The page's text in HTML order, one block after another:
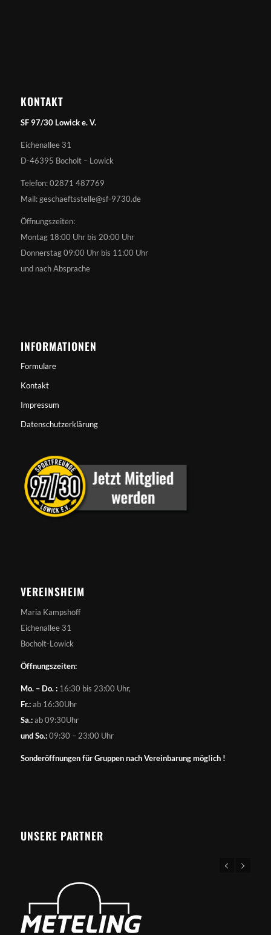
KONTAKT
SF 97/30 Lowick e. V.
Eichenallee 31
D-46395 Bocholt – Lowick
Telefon: 02871 487769
Mail: geschaeftsstelle@sf-9730.de
Öffnungszeiten:
Montag 18:00 Uhr bis 20:00 Uhr
Donnerstag 09:00 Uhr bis 11:00 Uhr
und nach Absprache
INFORMATIONEN
Formulare
Kontakt
Impressum
Datenschutzerklärung
VEREINSHEIM
Maria Kampshoff
Eichenallee 31
Bocholt-Lowick
Öffnungszeiten:
Mo. – Do. :16:30 bis 23:00 Uhr,
Fr.:ab 16:30Uhr
Sa.:ab 09:30Uhr
und So.:09:30 – 23:00 Uhr
Sonderöffnungen für Gruppen nach Vereinbarung möglich !
UNSERE PARTNER